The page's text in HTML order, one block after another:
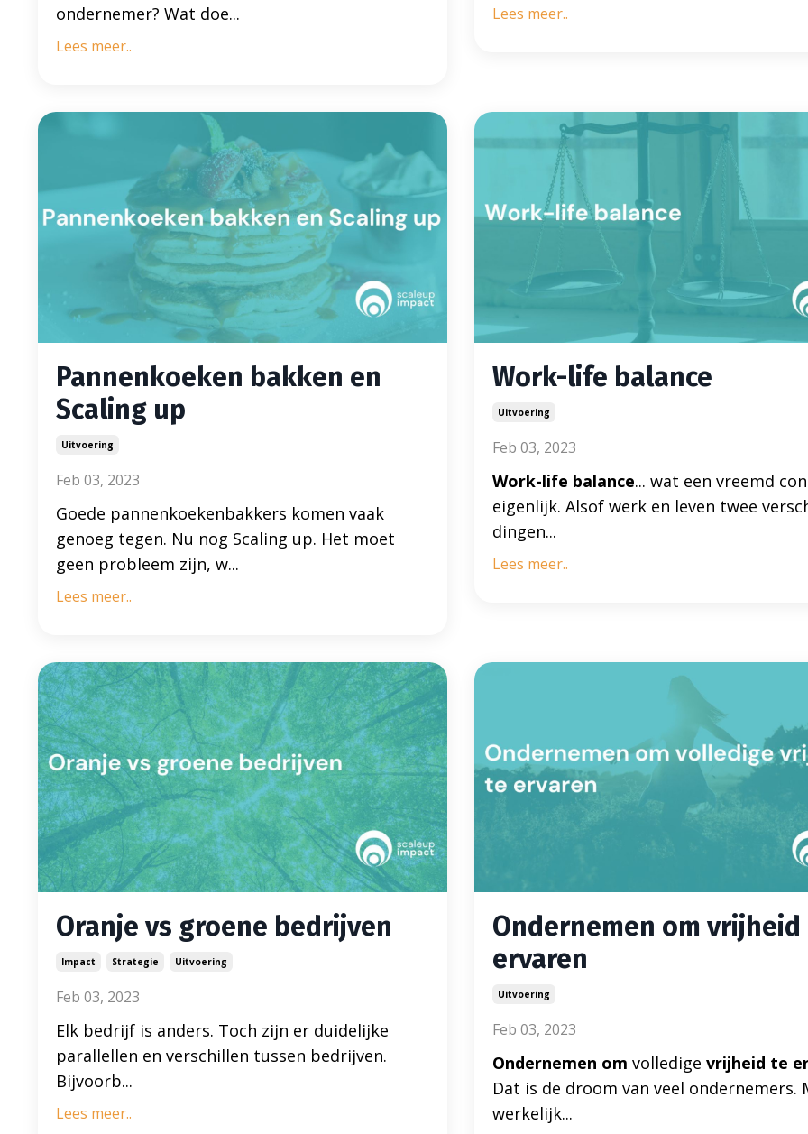
ondernemer? Wat doe...
Lees meer..
Lees meer..
Pannenkoeken bakken en
Scaling up
Uitvoering
Feb 03, 2023
Goede pannenkoekenbakkers komen vaak
genoeg tegen. Nu nog Scaling up. Het moet
geen probleem zijn, w...
Lees meer..
Work-life balance
Uitvoering
Feb 03, 2023
Work-life balance... wat een vreemd
eigenlijk. Alsof werk en leven twee
dingen...
Lees meer..
Oranje vs groene bedrijven
Impact Strategie Uitvoering
Feb 03, 2023
Elk bedrijf is anders. Toch zijn er duidelijke
parallellen en verschillen tussen bedrijven.
Bijvoorb...
Lees meer..
Ondernemen om vrijheid
ervaren
Uitvoering
Feb 03, 2023
Ondernemen om volledige vrijheid te
Dat is de droom van veel ondernemers.
werkelijk...